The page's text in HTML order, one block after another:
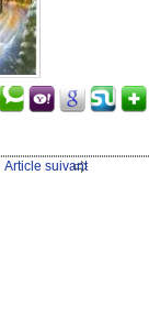
Article suivant